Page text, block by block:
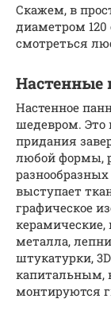
Скажем, в
диаметром 120
смотреться
Настенное
шедевром. Это
придания
любой формы,
выступает
графическое
металла,
штукатурки,
капитальным,
монтируются